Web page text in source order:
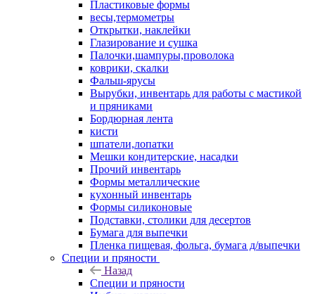
Пластиковые формы
весы,термометры
Открытки, наклейки
Глазирование и сушка
Палочки,шампуры,проволока
коврики, скалки
Фальш-ярусы
Вырубки, инвентарь для работы с мастикой
и пряниками
Бордюрная лента
кисти
шпатели,лопатки
Мешки кондитерские, насадки
Прочий инвентарь
Формы металлические
кухонный инвентарь
Формы силиконовые
Подставки, столики для десертов
Бумага для выпечки
Пленка пищевая, фольга, бумага д/выпечки
Специи и пряности
Назад
Специи и пряности